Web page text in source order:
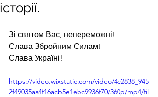
історії.
Зі святом Вас, непереможні!
Слава Збройним Силам!
Слава Україні!
https://video.wixstatic.com/video/4c2838_945
2f49035aa4f16acb5e1ebc9936f70/360p/mp4/fil